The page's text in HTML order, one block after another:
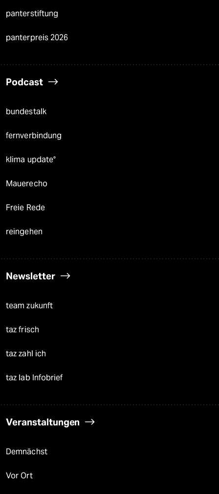
panterstiftung
panterpreis 2026
Podcast
bundestalk
fernverbindung
klima update°
Mauerecho
Freie Rede
reingehen
Newsletter
team zukunft
taz frisch
taz zahl ich
taz lab Infobrief
Veranstaltungen
Demnächst
Vor Ort